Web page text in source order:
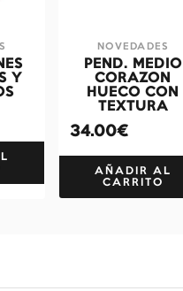
Y
NOVEDADES
PEND. MEDIO
CORAZON
HUECO CON
TEXTURA
34.00€
AÑADIR AL
CARRITO